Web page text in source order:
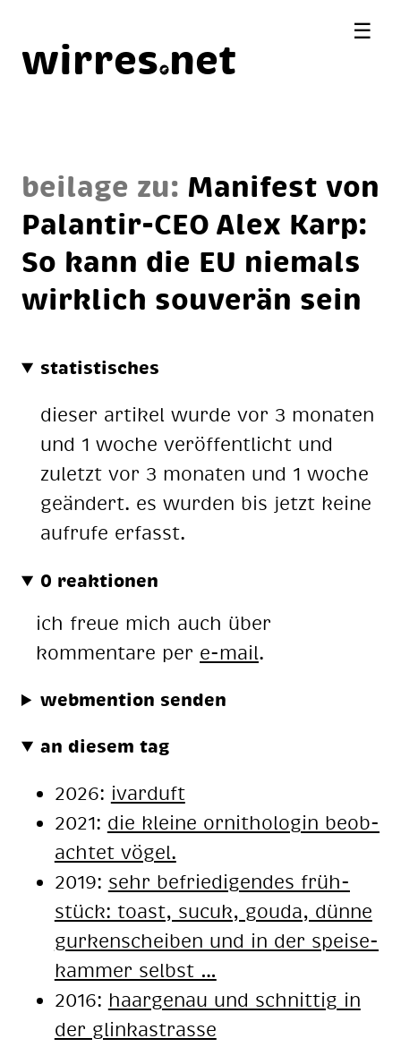
wirres net
beilage zu: Ma­ni­fest von
Pa­lan­tir-CEO Alex Karp:
So kann die EU nie­mals
wirk­lich sou­ve­rän sein
statistisches
dieser artikel wurde vor 3 monaten
und 1 woche veröffentlicht und
zuletzt vor 3 monaten und 1 woche
geändert. es wurden bis jetzt keine
aufrufe erfasst.
0 reaktionen
ich freue mich auch über
kommentare per e-mail.
webmention senden
an diesem tag
2026: ivarduft
2021: die klei­ne or­ni­tho­lo­gin be­ob­
ach­tet vö­gel.
2019: sehr be­frie­di­gen­des früh­
stück: toast, su­cuk, gou­da, dün­ne
gur­ken­schei­ben und in der spei­se­
kam­mer selbst …
2016: haargenau und schnittig in
der glinkastrasse
☰